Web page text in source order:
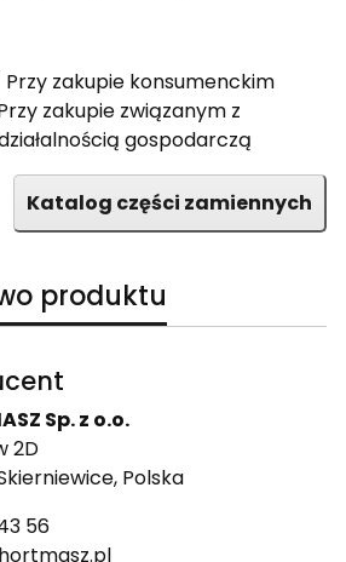
zakupie konsumenckim
zakupie związanym z
gospodarczą
Katalog części zamiennych
produktu
Sp. z o.o.
2D
Polska
56